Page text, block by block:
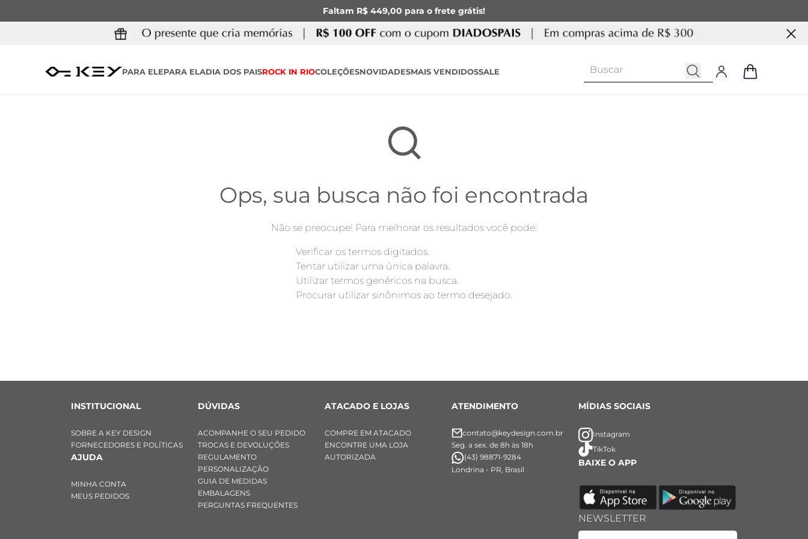
Faltam R$ 449,00 para o frete grátis!
PARA ELEPARA ELADIA DOS PAISROCK IN RIOCOLEÇÕESNOVIDADESMAIS VENDIDOSSALE
Ops, sua busca não foi encontrada
Não se preocupe! Para melhorar os resultados você pode:
Verificar os termos digitados.
Tentar utilizar uma única palavra.
Utilizar termos genéricos na busca.
Procurar utilizar sinônimos ao termo desejado.
INSTITUCIONAL
SOBRE A KEY DESIGN
FORNECEDORES E POLÍTICAS
AJUDA
MINHA CONTA
MEUS PEDIDOS
DÚVIDAS
ACOMPANHE O SEU PEDIDO
TROCAS E DEVOLUÇÕES
REGULAMENTO
PERSONALIZAÇÃO
GUIA DE MEDIDAS
EMBALAGENS
PERGUNTAS FREQUENTES
ATACADO E LOJAS
COMPRE EM ATACADO
ENCONTRE UMA LOJA
AUTORIZADA
ATENDIMENTO
contato@keydesign.com.br
Seg. a sex. de 8h às 18h
(43) 98871-9284
Londrina - PR, Brasil
MÍDIAS SOCIAIS
Instagram
TikTok
BAIXE O APP
NEWSLETTER